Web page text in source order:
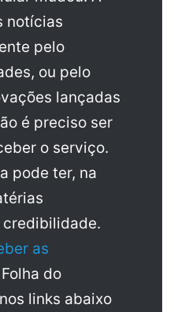
notícias
pelo
ou pelo
lançadas
é preciso ser
o serviço.
pode ter, na
as
do
links abaixo